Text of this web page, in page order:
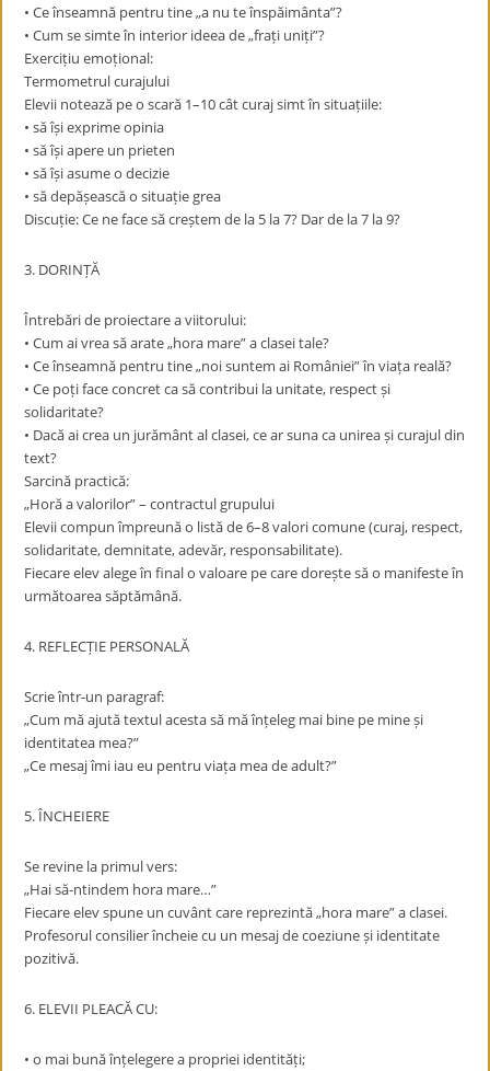
• Ce înseamnă pentru tine „a nu te înspăimânta”?
• Cum se simte în interior ideea de „frați uniți”?
Exercițiu emoțional:
Termometrul curajului
Elevii notează pe o scară 1–10 cât curaj simt în situațiile:
• să își exprime opinia
• să își apere un prieten
• să își asume o decizie
• să depășească o situație grea
Discuție: Ce ne face să creștem de la 5 la 7? Dar de la 7 la 9?
3. DORINȚĂ
Întrebări de proiectare a viitorului:
• Cum ai vrea să arate „hora mare” a clasei tale?
• Ce înseamnă pentru tine „noi suntem ai României” în viața reală?
• Ce poți face concret ca să contribui la unitate, respect și
solidaritate?
• Dacă ai crea un jurământ al clasei, ce ar suna ca unirea și curajul din
text?
Sarcină practică:
„Horă a valorilor” – contractul grupului
Elevii compun împreună o listă de 6–8 valori comune (curaj, respect,
solidaritate, demnitate, adevăr, responsabilitate).
Fiecare elev alege în final o valoare pe care dorește să o manifeste în
următoarea săptămână.
4. REFLECȚIE PERSONALĂ
Scrie într-un paragraf:
„Cum mă ajută textul acesta să mă înțeleg mai bine pe mine și
identitatea mea?”
„Ce mesaj îmi iau eu pentru viața mea de adult?”
5. ÎNCHEIERE
Se revine la primul vers:
„Hai să-ntindem hora mare…”
Fiecare elev spune un cuvânt care reprezintă „hora mare” a clasei.
Profesorul consilier încheie cu un mesaj de coeziune și identitate
pozitivă.
6. ELEVII PLEACĂ CU:
• o mai bună înțelegere a propriei identități;